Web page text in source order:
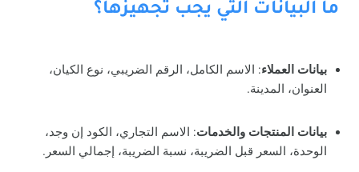
ما البيانات التي يجب تجهيزها؟
بيانات العملاء: الاسم الكامل، الرقم الضريبي، نوع الكيان،
العنوان، المدينة.
بيانات المنتجات والخدمات: الاسم التجاري، الكود إن وجد،
الوحدة، السعر قبل الضريبة، نسبة الضريبة، إجمالي السعر.